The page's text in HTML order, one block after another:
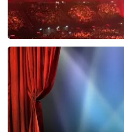
Vrienden Van Amstel Live
433 laatste 30 minuten
BESTEL NU